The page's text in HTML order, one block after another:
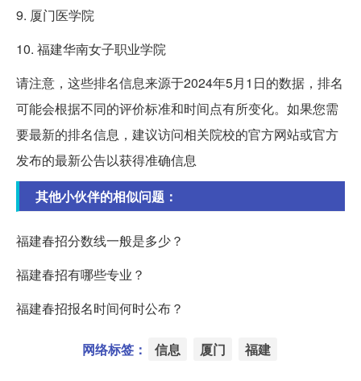
9. 厦门医学院
10. 福建华南女子职业学院
请注意，这些排名信息来源于2024年5月1日的数据，排名
可能会根据不同的评价标准和时间点有所变化。如果您需
要最新的排名信息，建议访问相关院校的官方网站或官方
发布的最新公告以获得准确信息
其他小伙伴的相似问题：
福建春招分数线一般是多少？
福建春招有哪些专业？
福建春招报名时间何时公布？
网络标签： 信息 厦门 福建